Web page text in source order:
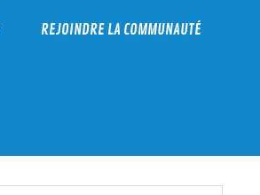
REJOINDRE LA COMMUNAUTÉ